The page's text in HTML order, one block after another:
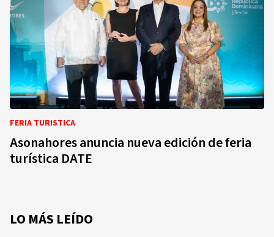
FERIA TURISTICA
Asonahores anuncia nueva edición de feria
turística DATE
LO MÁS LEÍDO